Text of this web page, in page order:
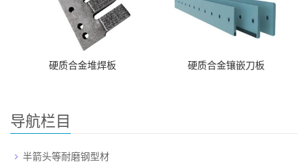
硬质合金堆焊板 硬质合金镶嵌刀板
导航栏目
半箭头等耐磨钢型材